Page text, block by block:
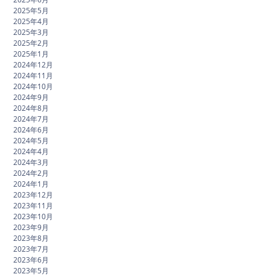
2025年5月
2025年4月
2025年3月
2025年2月
2025年1月
2024年12月
2024年11月
2024年10月
2024年9月
2024年8月
2024年7月
2024年6月
2024年5月
2024年4月
2024年3月
2024年2月
2024年1月
2023年12月
2023年11月
2023年10月
2023年9月
2023年8月
2023年7月
2023年6月
2023年5月